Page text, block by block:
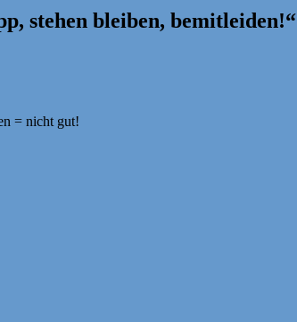
stehen bleiben, bemitleiden!“
= nicht gut!